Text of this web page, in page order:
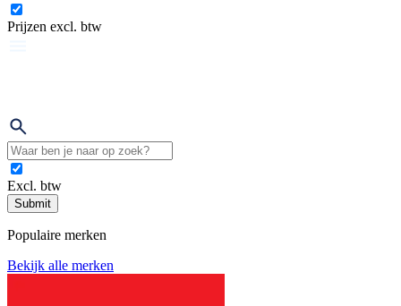
Prijzen excl. btw
Excl. btw
Submit
Populaire merken
Bekijk alle merken